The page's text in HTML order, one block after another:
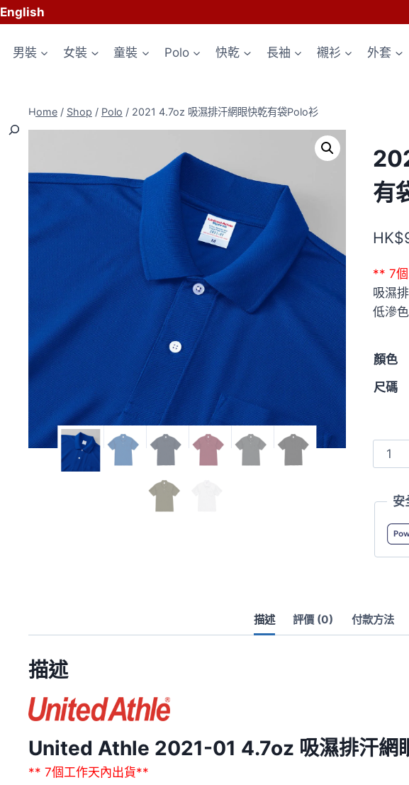
English
男裝 女裝 童裝 Polo 快乾 長袖 襯衫 外套
Home / Shop / Polo / 2021 4.7oz 吸濕排汗網眼快乾有袋Polo衫
有
HK$
** 7
吸濕
低滲
顏色
尺碼
2021
4.7oz
濕
乾
有
量
安
描述 評價 (0) 付款方法
描述
United Athle 2021-01 4.7oz 吸濕排汗網
** 7個工作天內出貨**